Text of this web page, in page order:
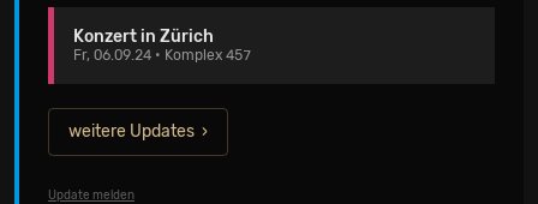
Konzert in Zürich
Fr, 06.09.24 • Komplex 457
weitere Updates
Update melden